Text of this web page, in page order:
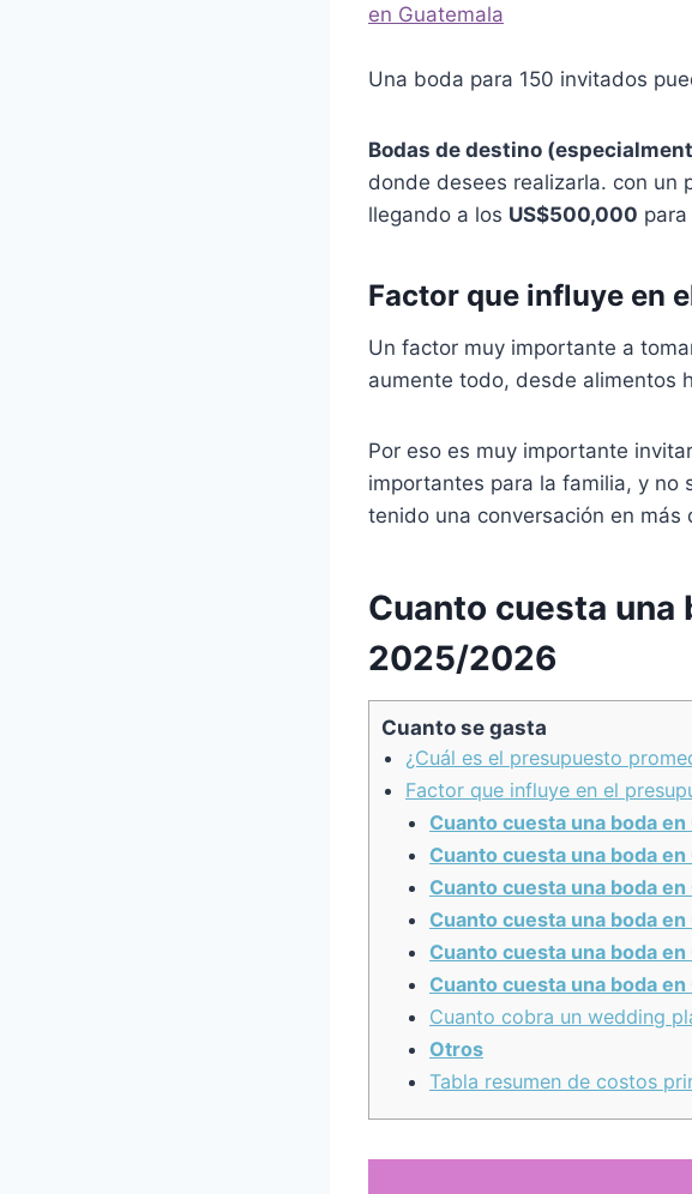
en Guatemala
Una boda para 150 invitados
Bodas de destino
donde desees realizarla. con un
llegando a los US$500,000
Factor que influye en
Un factor muy importante a
aumente todo, desde alimentos
Por eso es muy importante
importantes para la familia, y no
tenido una conversación en más
Cuanto cuesta una
2025/2026
Cuanto se gasta
¿Cuál es el presupuesto
Factor que influye en el
Cuanto cuesta una boda
Cuanto cuesta una boda en
Cuanto cuesta una boda en
Cuanto cuesta una boda en
Cuanto cuesta una boda en
Cuanto cuesta una boda en
Cuanto cobra un wedding
Otros
Tabla resumen de costos